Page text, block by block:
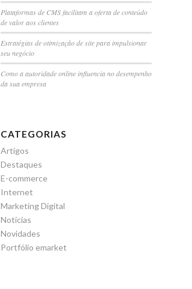
Plataformas de CMS facilitam a oferta de conteúdo
de valor aos clientes
Estratégias de otimização de site para impulsionar
seu negócio
Como a autoridade online influencia no desempenho
da sua empresa
CATEGORIAS
Artigos
Destaques
E-commerce
Internet
Marketing Digital
Notícias
Novidades
Portfólio emarket